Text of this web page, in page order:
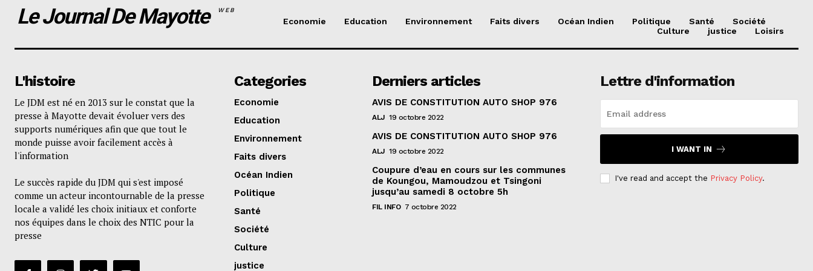
Le Journal De Mayotte WEB
Economie Education Environnement Faits divers Océan Indien Politique Santé
Société
Culture
justice Loisirs
L'histoire
Le JDM est né en 2013 sur le constat que la
presse à Mayotte devait évoluer vers des
supports numériques afin que que tout le
monde puisse avoir facilement accès à
l'information
Le succès rapide du JDM qui s'est imposé
comme un acteur incontournable de la presse
locale a validé les choix initiaux et conforte
nos équipes dans le choix des NTIC pour la
presse
Categories
Economie
Education
Environnement
Faits divers
Océan Indien
Politique
Santé
Société
Culture
justice
Derniers articles
AVIS DE CONSTITUTION AUTO SHOP 976
ALJ 19 octobre 2022
AVIS DE CONSTITUTION AUTO SHOP 976
ALJ 19 octobre 2022
Coupure d’eau en cours sur les communes
de Koungou, Mamoudzou et Tsingoni
jusqu’au samedi 8 octobre 5h
FIL INFO 7 octobre 2022
Lettre d'information
I WANT IN
I've read and accept the Privacy Policy.